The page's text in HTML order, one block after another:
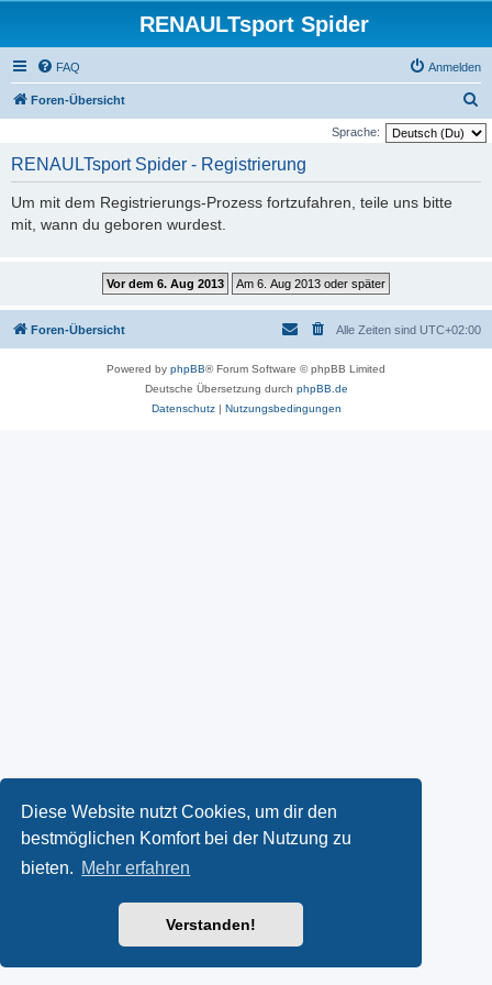
Diese Website nutzt Cookies, um dir den
bestmöglichen Komfort bei der Nutzung zu
bieten. Mehr erfahren
Verstanden!
RENAULTsport Spider
FAQ Anmelden
Foren-Übersicht
u
Sprache:
RENAULTsport Spider - Registrierung
Um mit dem Registrierungs-Prozess fortzufahren, teile uns bitte
mit, wann du geboren wurdest.
Foren-Übersicht Alle Zeiten sind UTC+02:00
Powered by phpBB® Forum Software © phpBB Limited
Deutsche Übersetzung durch phpBB.de
Datenschutz| Nutzungsbedingungen